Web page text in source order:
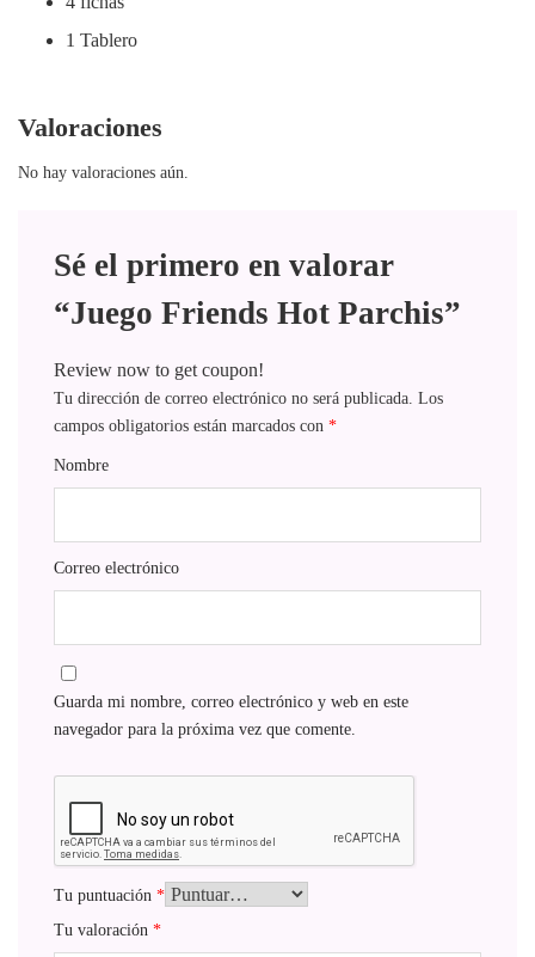
1 Tablero
Valoraciones
No hay valoraciones aún.
Sé el primero en valorar
“Juego Friends Hot Parchis”
Review now to get coupon!
Tu dirección de correo electrónico no será publicada. Los
campos obligatorios están marcados con *
Nombre
Correo electrónico
Guarda mi nombre, correo electrónico y web en este
navegador para la próxima vez que comente.
Tu puntuación *
Tu valoración *